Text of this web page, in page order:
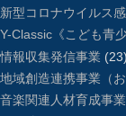
新型コロナウイルス
Y-Classic《こども青
情報収集発信事業 (23)
地域創造連携事業（お
音楽関連人材育成事業